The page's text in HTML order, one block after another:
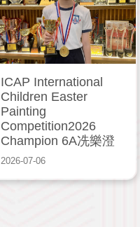
ICAP International
Children Easter
Painting
Competition2026
Champion 6A冼樂澄
2026-07-06